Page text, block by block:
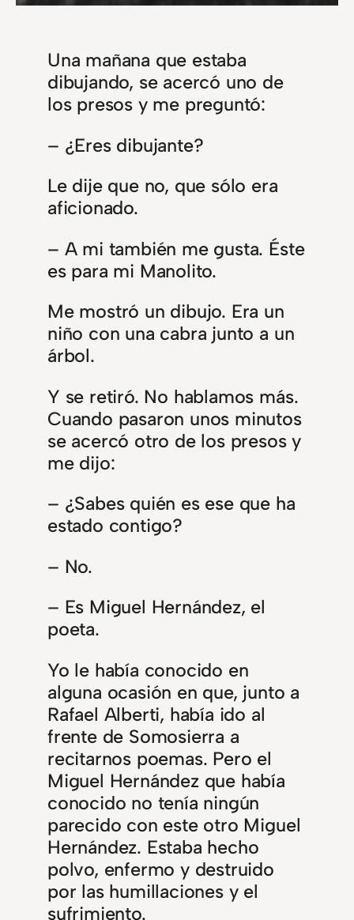
Una mañana que estaba
dibujando, se acercó uno de
los presos y me preguntó:
– ¿Eres dibujante?
Le dije que no, que sólo era
aficionado.
– A mi también me gusta. Éste
es para mi Manolito.
Me mostró un dibujo. Era un
niño con una cabra junto a un
árbol.
Y se retiró. No hablamos más.
Cuando pasaron unos minutos
se acercó otro de los presos y
me dijo:
– ¿Sabes quién es ese que ha
estado contigo?
– No.
– Es Miguel Hernández, el
poeta.
Yo le había conocido en
alguna ocasión en que, junto a
Rafael Alberti, había ido al
frente de Somosierra a
recitarnos poemas. Pero el
Miguel Hernández que había
conocido no tenía ningún
parecido con este otro Miguel
Hernández. Estaba hecho
polvo, enfermo y destruido
por las humillaciones y el
sufrimiento.